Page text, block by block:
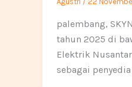
palembang,
tahun 2025 di
Elektrik
sebagai penyedia